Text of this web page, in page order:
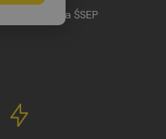
Uprawnienia ŚSEP